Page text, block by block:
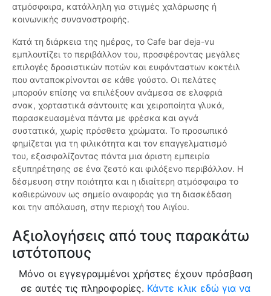
ατμόσφαιρα, κατάλληλη για στιγμές χαλάρωσης ή
κοινωνικής συναναστροφής.
Κατά τη διάρκεια της ημέρας, το Cafe bar deja-vu
εμπλουτίζει το περιβάλλον του, προσφέροντας μεγάλες
επιλογές δροσιστικών ποτών και ευφάνταστων κοκτέιλ
που ανταποκρίνονται σε κάθε γούστο. Οι πελάτες
μπορούν επίσης να επιλέξουν ανάμεσα σε ελαφριά
σνακ, χορταστικά σάντουιτς και χειροποίητα γλυκά,
παρασκευασμένα πάντα με φρέσκα και αγνά
συστατικά, χωρίς πρόσθετα χρώματα. Το προσωπικό
φημίζεται για τη φιλικότητα και τον επαγγελματισμό
του, εξασφαλίζοντας πάντα μια άριστη εμπειρία
εξυπηρέτησης σε ένα ζεστό και φιλόξενο περιβάλλον. Η
δέσμευση στην ποιότητα και η ιδιαίτερη ατμόσφαιρα το
καθιερώνουν ως σημείο αναφοράς για τη διασκέδαση
και την απόλαυση, στην περιοχή του Αιγίου.
Αξιολογήσεις από τους παρακάτω
ιστότοπους
Μόνο οι εγγεγραμμένοι χρήστες έχουν πρόσβαση
σε αυτές τις πληροφορίες. Κάντε κλικ εδώ για να